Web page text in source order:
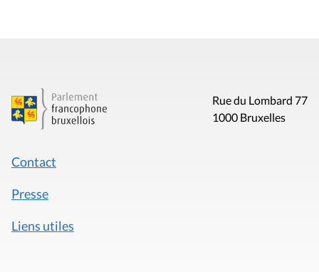
Rue du Lombard 77
1000 Bruxelles
Contact
Presse
Liens utiles